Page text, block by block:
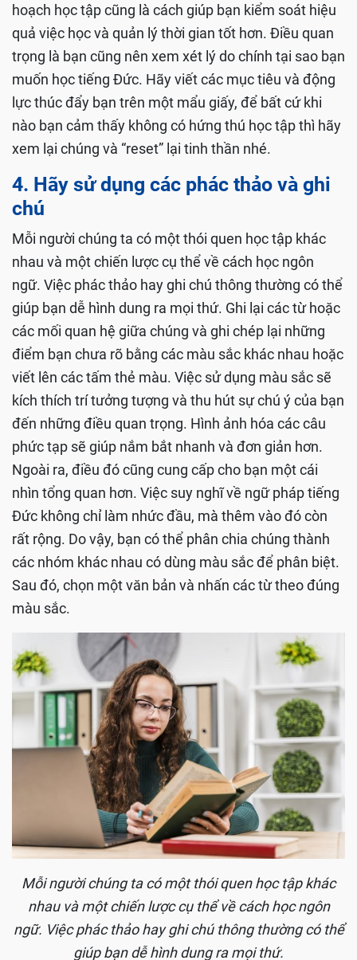
nên có một cái nhìn tổng quát và chia tài liệu học tập
thành những phần nhỏ. Tạo danh sách cho các chủ
đề cần học và xác định thời gian thực hiện. Đồng
thời, hãy cố gắng duy trì việc học, không nên đặt yêu
cầu quá cao tạo áp lực cho bản thân. Ngoài ra, kế
hoạch học tập cũng là cách giúp bạn kiểm soát hiệu
quả việc học và quản lý thời gian tốt hơn. Điều quan
trọng là bạn cũng nên xem xét lý do chính tại sao bạn
muốn học tiếng Đức. Hãy viết các mục tiêu và động
nào bạn cảm thấy không có hứng thú học tập thì hãy
xem lại chúng và “reset” lại tinh thần nhé.
4. Hãy sử dụng các phác thảo và ghi
chú
Mỗi người chúng ta có một thói quen học tập khác
nhau và một chiến lược cụ thể về cách học ngôn
ngữ. Việc phác thảo hay ghi chú thông thường có thể
giúp bạn dễ hình dung ra mọi thứ. Ghi lại các từ hoặc
các mối quan hệ giữa chúng và ghi chép lại những
điểm bạn chưa rõ bằng các màu sắc khác nhau hoặc
viết lên các tấm thẻ màu. Việc sử dụng màu sắc sẽ
kích thích trí tưởng tượng và thu hút sự chú ý của bạn
đến những điều quan trọng. Hình ảnh hóa các câu
phức tạp sẽ giúp nắm bắt nhanh và đơn giản hơn.
Ngoài ra, điều đó cũng cung cấp cho bạn một cái
nhìn tổng quan hơn. Việc suy nghĩ về ngữ pháp tiếng
Đức không chỉ làm nhức đầu, mà thêm vào đó còn
rất rộng. Do vậy, bạn có thể phân chia chúng thành
các nhóm khác nhau có dùng màu sắc để phân biệt.
Sau đó, chọn một văn bản và nhấn các từ theo đúng
màu sắc.